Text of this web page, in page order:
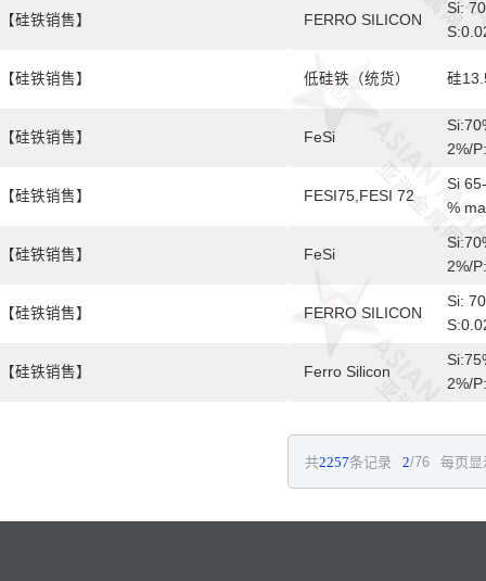
【硅铁销售】
【硅铁销售】
【硅铁销售】
【硅铁销售】
【硅铁销售】
【硅铁销售】
【硅铁销售】
FERRO SILICON
Si:
低硅铁（统货） 硅
FeSi
2%/
FESI75,FESI 72
Si
%
FeSi
2%/
FERRO SILICON
Si:
Ferro Silicon
2%/
共2257条记录 2/76 每页显